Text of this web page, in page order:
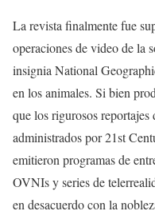
La revista finalmente fue
operaciones de video de la
insignia National
en los animales. Si bien
que los rigurosos reportajes
administrados por 21st
emitieron programas de
OVNIs y series de
en desacuerdo con la